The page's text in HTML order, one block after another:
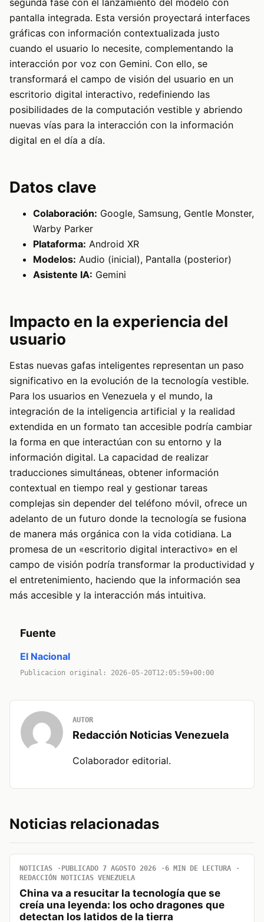
segunda fase con el lanzamiento del modelo con
pantalla integrada. Esta versión proyectará interfaces
gráficas con información contextualizada justo
cuando el usuario lo necesite, complementando la
interacción por voz con Gemini. Con ello, se
transformará el campo de visión del usuario en un
escritorio digital interactivo, redefiniendo las
posibilidades de la computación vestible y abriendo
nuevas vías para la interacción con la información
digital en el día a día.
Datos clave
Colaboración: Google, Samsung, Gentle Monster,
Warby Parker
Plataforma: Android XR
Modelos: Audio (inicial), Pantalla (posterior)
Asistente IA: Gemini
Impacto en la experiencia del
usuario
Estas nuevas gafas inteligentes representan un paso
significativo en la evolución de la tecnología vestible.
Para los usuarios en Venezuela y el mundo, la
integración de la inteligencia artificial y la realidad
extendida en un formato tan accesible podría cambiar
la forma en que interactúan con su entorno y la
información digital. La capacidad de realizar
traducciones simultáneas, obtener información
contextual en tiempo real y gestionar tareas
complejas sin depender del teléfono móvil, ofrece un
adelanto de un futuro donde la tecnología se fusiona
de manera más orgánica con la vida cotidiana. La
promesa de un «escritorio digital interactivo» en el
campo de visión podría transformar la productividad y
el entretenimiento, haciendo que la información sea
más accesible y la interacción más intuitiva.
Fuente
El Nacional
Publicacion original: 2026-05-20T12:05:59+00:00
AUTOR
Redacción Noticias Venezuela
Colaborador editorial.
Noticias relacionadas
NOTICIAS PUBLICADO 7 AGOSTO 2026
6 MIN DE LECTURA
REDACCIÓN NOTICIAS VENEZUELA
China va a resucitar la tecnología que se
creía una leyenda: los ocho dragones que
detectan los latidos de la tierra